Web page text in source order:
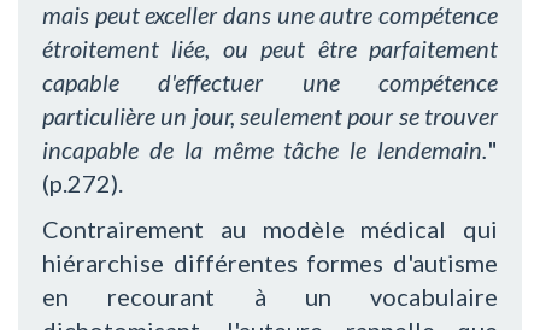
mais peut exceller dans une autre compétence
étroitement liée, ou peut être parfaitement
capable d'effectuer une compétence
particulière un jour, seulement pour se trouver
incapable de la même tâche le lendemain. "
(p.272).
Contrairement au modèle médical qui
hiérarchise différentes formes d'autisme
en recourant à un vocabulaire